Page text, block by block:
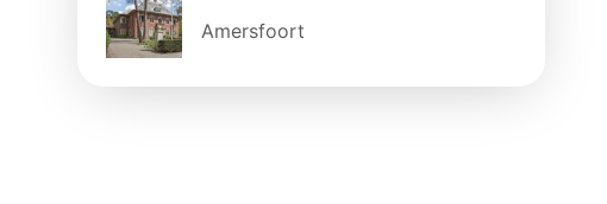
Amersfoort